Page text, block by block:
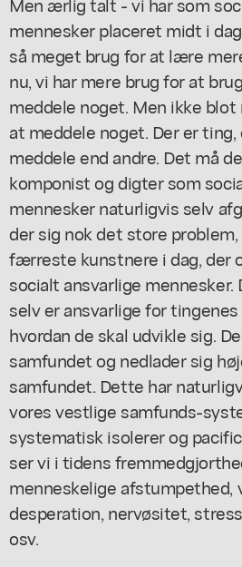
mennesker placeret midt i
så meget brug for at lære
nu, vi har mere brug for at
meddele noget. Men ikke
at meddele noget. Der er
meddele end andre. Det må
komponist og digter som
mennesker naturligvis selv
der sig nok det store
færreste kunstnere i dag, der
socialt ansvarlige mennesker.
selv er ansvarlige for
hvordan de skal udvikle sig.
samfundet og nedlader sig
samfundet. Dette har
vores vestlige samfunds-
systematisk isolerer og
ser vi i tidens
menneskelige afstumpethed,
desperation, nervøsitet,
osv.